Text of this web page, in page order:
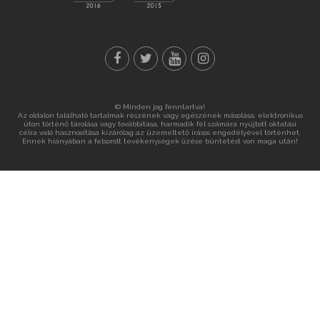
© Minden jog fenntartva!
Az oldalon található tartalmak részének vagy egészének másolása, elektronikus
úton történő tárolása vagy továbbítása, harmadik fél számára nyújtott oktatási
célra való hasznosítása kizárólag az üzemeltető írásos engedélyével történhet.
Ennek hiányában a felsorolt tevékenységek űzése büntetést von maga után!